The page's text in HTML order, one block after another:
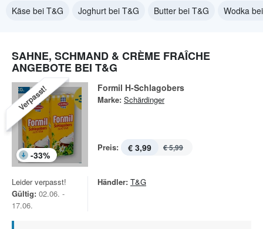
Käse bei T&G
Joghurt bei T&G Butter bei T&G Wodka
SAHNE, SCHMAND & CRÈME FRAÎCHE
ANGEBOTE BEI T&G
Verpasst!
-33%
Formil H-Schlagobers
Marke: Schärdinger
Preis: € 3,99 € 5,99
Leider verpasst!
Gültig: 02.06. -
17.06.
Händler: T&G